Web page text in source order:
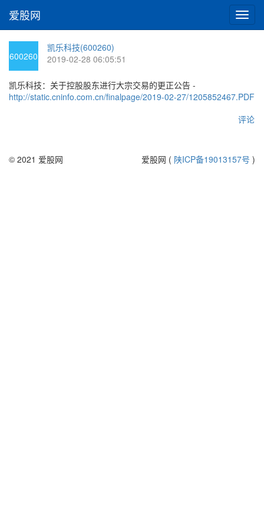
切
换
爱股网
600260
凯乐科技(600260)
2019-02-28 06:05:51
凯乐科技：关于控股股东进行大宗交易的更正公告 -
http://static.cninfo.com.cn/finalpage/2019-02-27/1205852467.PDF
评论
© 2021 爱股网 爱股网 ( 陕ICP备19013157号 )